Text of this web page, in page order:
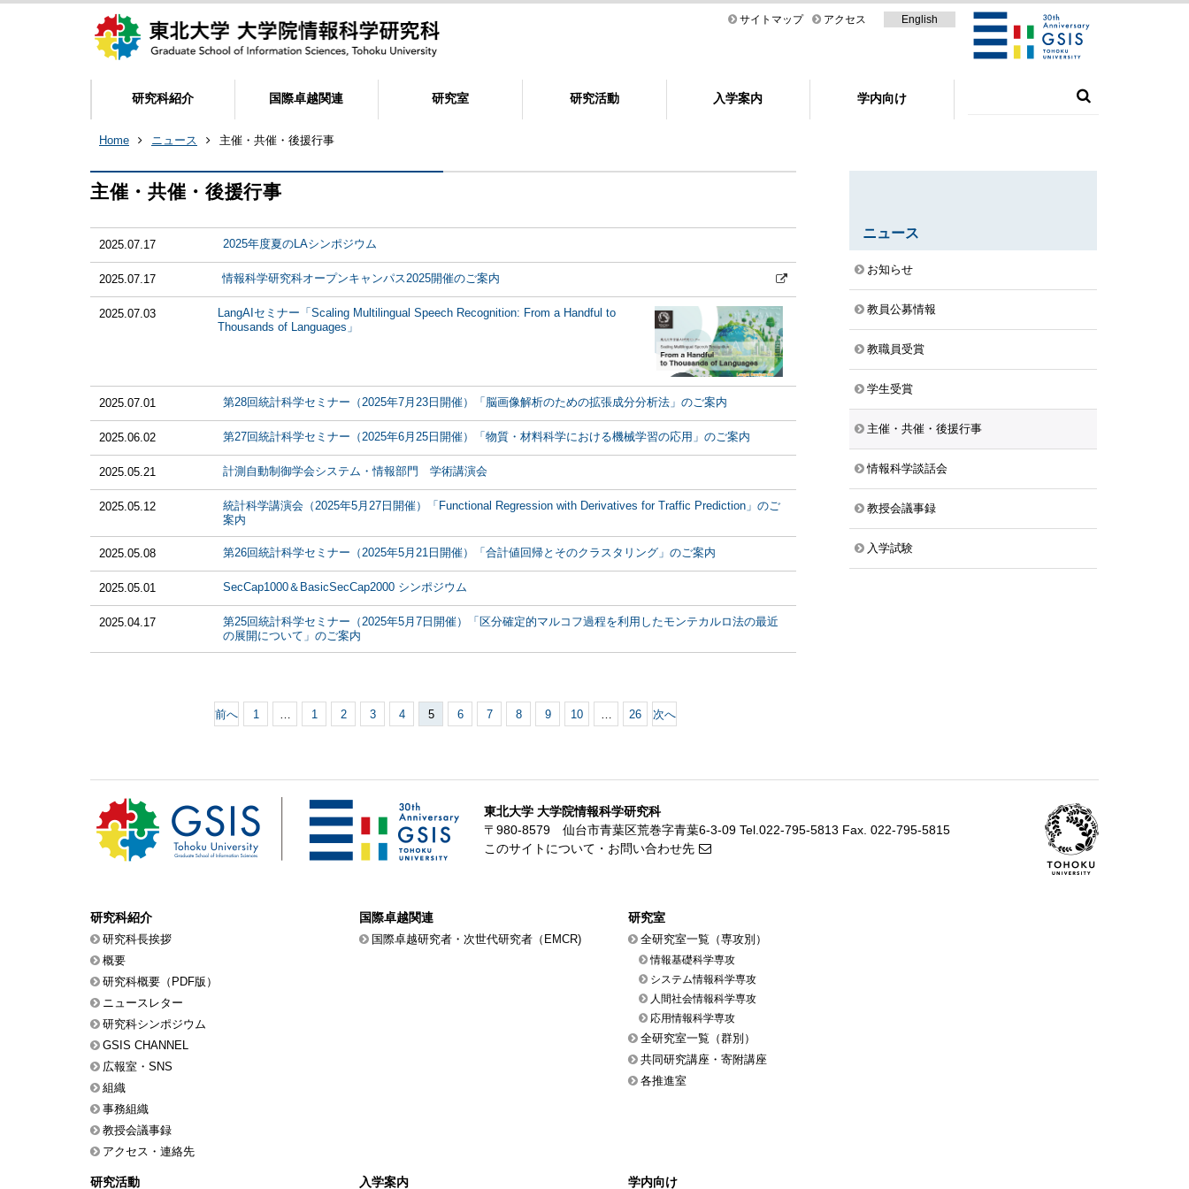
サイトマップ アクセス English
研究科紹介 国際卓越関連 研究室 研究活動 入学案内 学内向け
Home ニュース 主催・共催・後援行事
主催・共催・後援行事
2025.07.17 2025年度夏のLAシンポジウム
2025.07.17 情報科学研究科オープンキャンパス2025開催のご案内
2025.07.03
LangAIセミナー「Scaling Multilingual Speech Recognition: From a Handful to
Thousands of Languages」
2025.07.01 第28回統計科学セミナー（2025年7月23日開催）「脳画像解析のための拡張成分分析法」のご案内
2025.06.02 第27回統計科学セミナー（2025年6月25日開催）「物質・材料科学における機械学習の応用」のご案内
2025.05.21 計測自動制御学会システム・情報部門 学術講演会
2025.05.12
統計科学講演会（2025年5月27日開催）「Functional Regression with Derivatives for Traffic Prediction」のご
案内
2025.05.08 第26回統計科学セミナー（2025年5月21日開催）「合計値回帰とそのクラスタリング」のご案内
2025.05.01 SecCap1000＆BasicSecCap2000 シンポジウム
2025.04.17
第25回統計科学セミナー（2025年5月7日開催）「区分確定的マルコフ過程を利用したモンテカルロ法の最近
の展開について」のご案内
前へ 1 … 1 2 3 4 5 6 7 8 9 10 … 26 次へ
ニュース
お知らせ
教員公募情報
教職員受賞
学生受賞
主催・共催・後援行事
情報科学談話会
教授会議事録
入学試験
東北大学 大学院情報科学研究科
〒980-8579 仙台市青葉区荒巻字青葉6-3-09 Tel.022-795-5813 Fax. 022-795-5815
このサイトについて・お問い合わせ先
研究科紹介
研究科長挨拶
概要
研究科概要（PDF版）
ニュースレター
研究科シンポジウム
GSIS CHANNEL
広報室・SNS
組織
事務組織
教授会議事録
アクセス・連絡先
国際卓越関連
国際卓越研究者・次世代研究者（EMCR)
研究室
全研究室一覧（専攻別）
情報基礎科学専攻
システム情報科学専攻
人間社会情報科学専攻
応用情報科学専攻
全研究室一覧（群別）
共同研究講座・寄附講座
各推進室
研究活動 入学案内 学内向け